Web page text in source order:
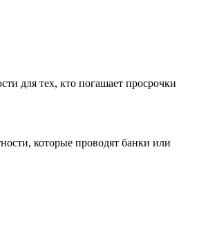
для тех, кто погашает просрочки
которые проводят банки или